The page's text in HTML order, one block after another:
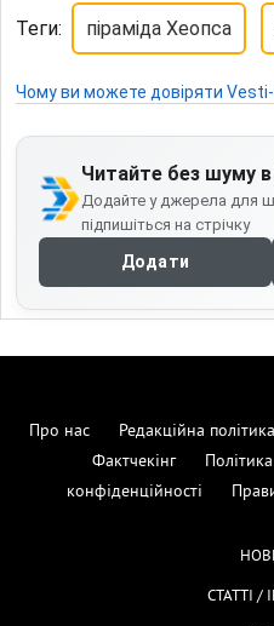
Теги: піраміда Хеопса
Чому ви можете довіряти
Читайте без шуму
Додайте у джерела для
підпишіться на стрічку
Додати
Про нас Редакційна політика
Фактчекінг
конфіденційності
СТАТТІ /